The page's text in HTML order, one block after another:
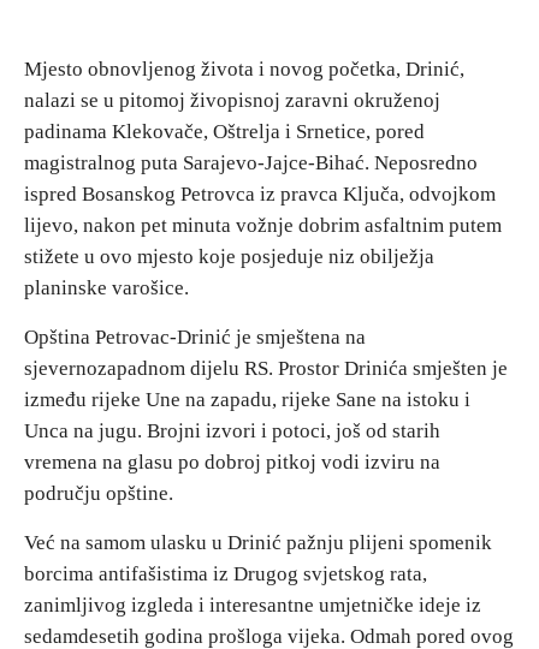
Otkrij Srpsku
Mjesto obnovljenog života i novog početka, Drinić,
nalazi se u pitomoj živopisnoj zaravni okruženoj
padinama Klekovače, Oštrelja i Srnetice, pored
magistralnog puta Sarajevo-Jajce-Bihać. Neposredno
ispred Bosanskog Petrovca iz pravca Ključa, odvojkom
lijevo, nakon pet minuta vožnje dobrim asfaltnim putem
stižete u ovo mjesto koje posjeduje niz obilježja
planinske varošice.
Opština Petrovac-Drinić je smještena na
sjevernozapadnom dijelu RS. Prostor Drinića smješten je
između rijeke Une na zapadu, rijeke Sane na istoku i
Unca na jugu. Brojni izvori i potoci, još od starih
vremena na glasu po dobroj pitkoj vodi izviru na
području opštine.
Već na samom ulasku u Drinić pažnju plijeni spomenik
borcima antifašistima iz Drugog svjetskog rata,
zanimljivog izgleda i interesantne umjetničke ideje iz
sedamdesetih godina prošloga vijeka. Odmah pored ovog